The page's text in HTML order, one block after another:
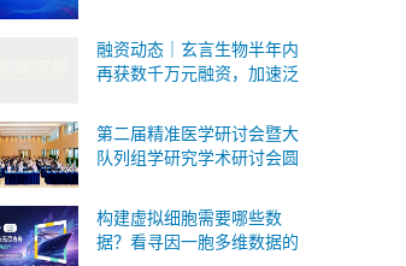
式承接Ⅰ/Ⅱ/Ⅲ 类IVD委托研
发与生产
融资动态｜玄言生物半年内
再获数千万元融资，加速泛
床转化
第二届精准医学研讨会暨大
队列组学研究学术研讨会圆
质组重磅国内首发！
构建虚拟细胞需要哪些数
据？看寻因一胞多维数据的